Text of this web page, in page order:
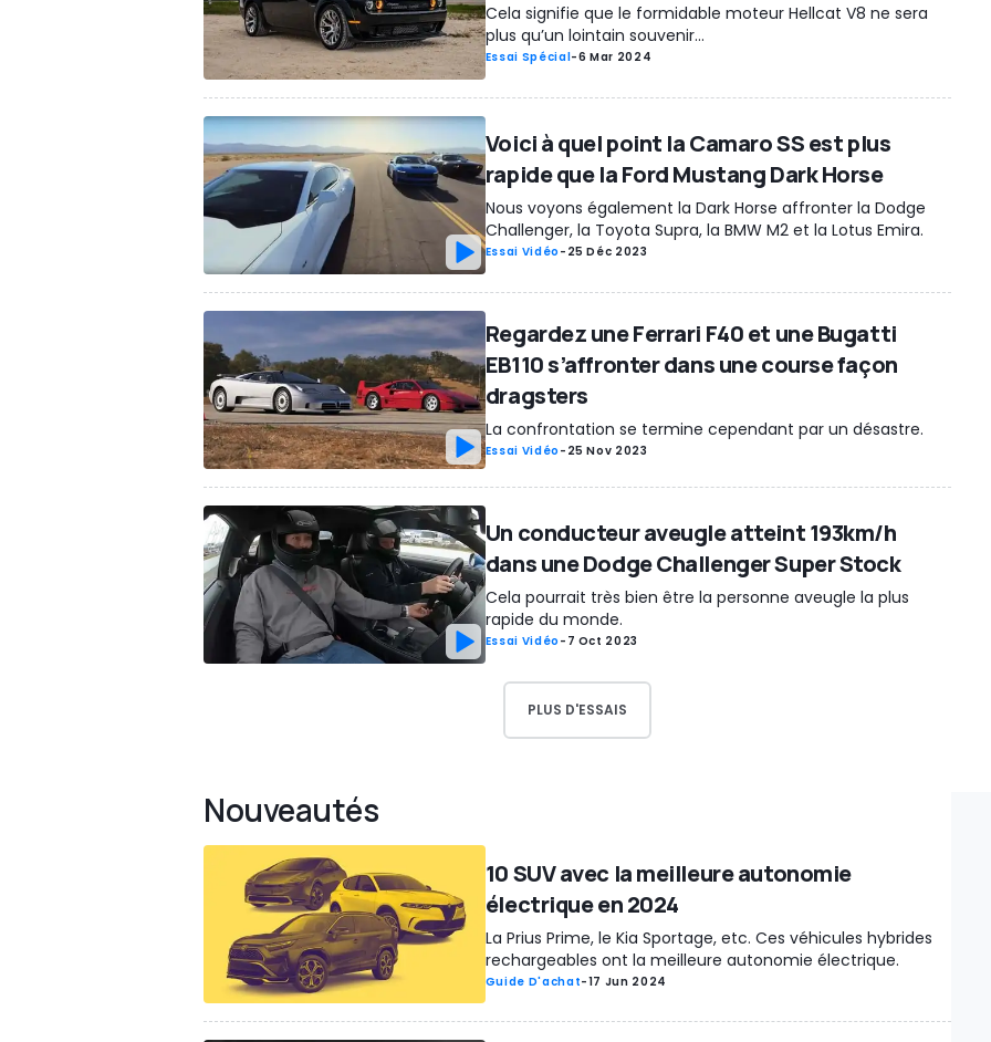
Cela signifie que le formidable moteur Hellcat V8 ne sera
plus qu’un lointain souvenir…
Essai Spécial-6 Mar 2024
Voici à quel point la Camaro SS est plus
rapide que la Ford Mustang Dark Horse
Nous voyons également la Dark Horse affronter la Dodge
Challenger, la Toyota Supra, la BMW M2 et la Lotus Emira.
Essai Vidéo - 25 Déc 2023
Regardez une Ferrari F40 et une Bugatti
EB110 s’affronter dans une course façon
dragsters
La confrontation se termine cependant par un désastre.
Essai Vidéo - 25 Nov 2023
Un conducteur aveugle atteint 193km/h
dans une Dodge Challenger Super Stock
Cela pourrait très bien être la personne aveugle la plus
rapide du monde.
Essai Vidéo - 7 Oct 2023
PLUS D'ESSAIS
Nouveautés
10 SUV avec la meilleure autonomie
électrique en 2024
La Prius Prime, le Kia Sportage, etc. Ces véhicules hybrides
rechargeables ont la meilleure autonomie électrique.
Guide D'achat-17 Jun 2024